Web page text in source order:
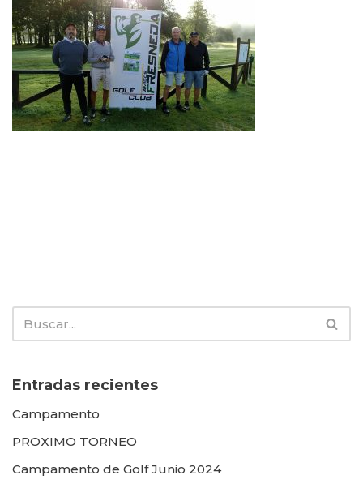
Entradas recientes
Campamento
PROXIMO TORNEO
Campamento de Golf Junio 2024